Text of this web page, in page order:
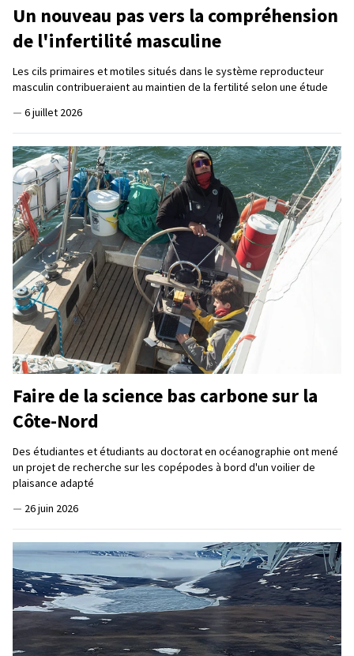
Un nouveau pas vers la compréhension
de l'infertilité masculine
Les cils primaires et motiles situés dans le système reproducteur
masculin contribueraient au maintien de la fertilité selon une étude
— 6 juillet 2026
Faire de la science bas carbone sur la
Côte-Nord
Des étudiantes et étudiants au doctorat en océanographie ont mené
un projet de recherche sur les copépodes à bord d'un voilier de
plaisance adapté
— 26 juin 2026